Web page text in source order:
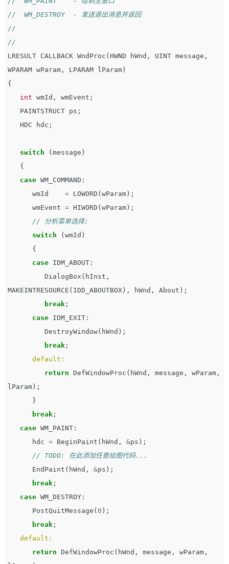
//  WM_DESTROY  - 发送退出消息并返回
//
//
LRESULT CALLBACK WndProc ( HWND hWnd , UINT message ,
WPARAM wParam , LPARAM lParam )
{
int wmId , wmEvent ;
PAINTSTRUCT ps ;
HDC
hdc ;
switch ( message )
{
case WM_COMMAND :
wmId
= LOWORD ( wParam );
wmEvent = HIWORD ( wParam );
// 分析菜单选择:
switch
( wmId )
{
case IDM_ABOUT :
DialogBox ( hInst ,
MAKEINTRESOURCE ( IDD_ABOUTBOX ), hWnd , About );
break ;
case IDM_EXIT :
DestroyWindow( hWnd );
break ;
default:
return DefWindowProc ( hWnd , message , wParam ,
lParam );
}
break ;
case WM_PAINT :
hdc = BeginPaint ( hWnd , &ps );
// TODO: 在此添加任意绘图代码...
EndPaint ( hWnd , &ps );
break ;
case WM_DESTROY :
PostQuitMessage ( 0 );
break ;
default:
return DefWindowProc ( hWnd , message , wParam ,